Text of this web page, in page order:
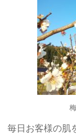
毎日お客様の肌